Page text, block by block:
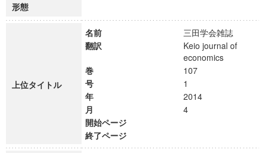
形態
上位タイトル
名前
三田学会雑誌
翻訳
Keio journal of
economics
巻
107
号
1
年
2014
月
4
開始ページ
終了ページ